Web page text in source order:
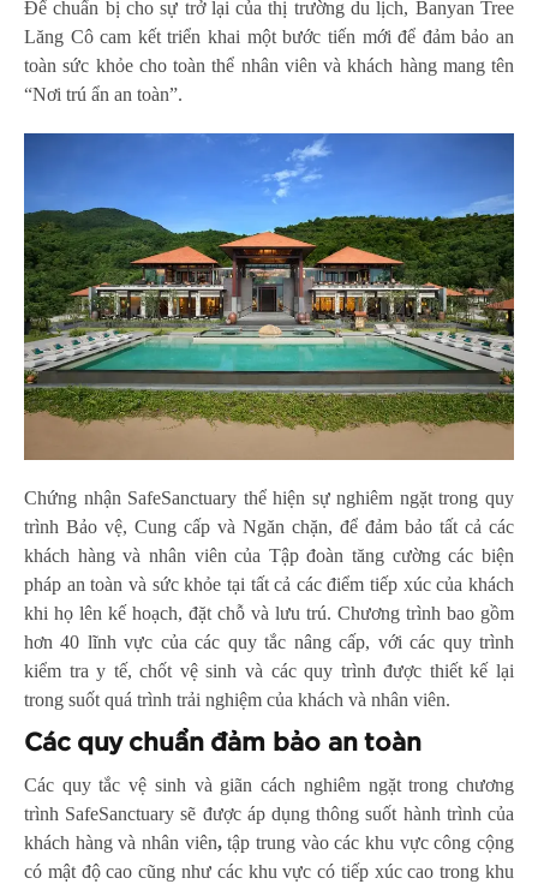
Để chuẩn bị cho sự trở lại của thị trường du lịch, Banyan Tree
Lăng Cô cam kết triển khai một bước tiến mới để đảm bảo an
toàn sức khỏe cho toàn thể nhân viên và khách hàng mang tên
“Nơi trú ẩn an toàn”.
Chứng nhận SafeSanctuary thể hiện sự nghiêm ngặt trong quy
trình Bảo vệ, Cung cấp và Ngăn chặn, để đảm bảo tất cả các
khách hàng và nhân viên của Tập đoàn tăng cường các biện
pháp an toàn và sức khỏe tại tất cả các điểm tiếp xúc của khách
khi họ lên kế hoạch, đặt chỗ và lưu trú. Chương trình bao gồm
hơn 40 lĩnh vực của các quy tắc nâng cấp, với các quy trình
kiểm tra y tế, chốt vệ sinh và các quy trình được thiết kế lại
trong suốt quá trình trải nghiệm của khách và nhân viên.
Các quy chuẩn đảm bảo an toàn
Các quy tắc vệ sinh và giãn cách nghiêm ngặt trong chương
trình SafeSanctuary sẽ được áp dụng thông suốt hành trình của
khách hàng và nhân viên,tập trung vào các khu vực công cộng
có mật độ cao cũng như các khu vực có tiếp xúc cao trong khu